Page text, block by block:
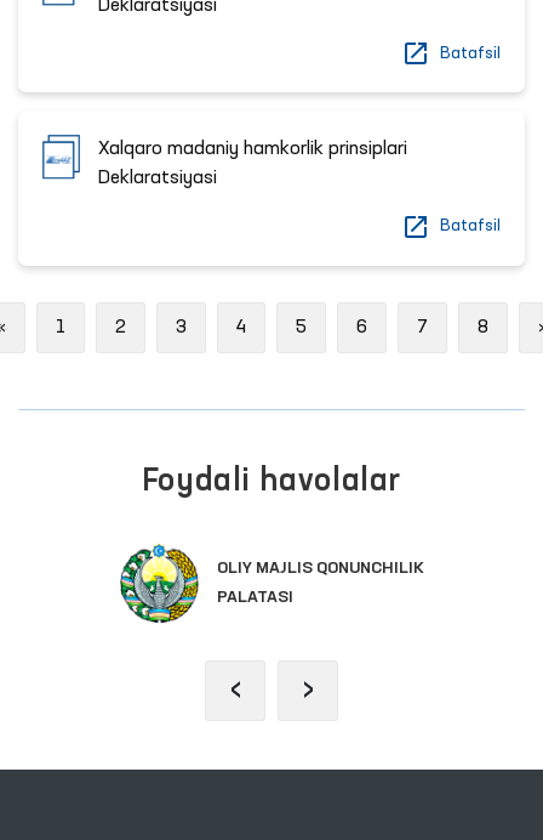
Deklaratsiyasi
Batafsil
Xalqaro madaniy hamkorlik prinsiplari
Deklaratsiyasi
Batafsil
Previous
1 2 3 4 5 6 7 8
Foydali havolalar
OLIY MAJLIS QONUNCHILIK
PALATASI
‹ ›